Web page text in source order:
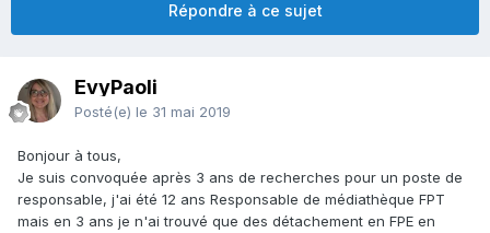
Répondre à ce sujet
EvyPaoli
Posté(e) le 31 mai 2019
Bonjour à tous,
Je suis convoquée après 3 ans de recherches pour un poste de
responsable, j'ai été 12 ans Responsable de médiathèque FPT
mais en 3 ans je n'ai trouvé que des détachement en FPE en